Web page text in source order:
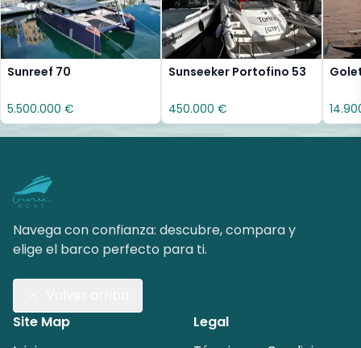
Sunreef 70
5.500.000 €
Sunseeker Portofino 53
450.000 €
Navega con confianza: descubre, compara y
elige el barco perfecto para ti.
Site Map
Legal